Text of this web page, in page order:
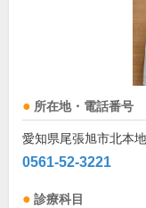
所在地・電話番号
愛知県尾張旭市北本
0561-52-3221
診療科目